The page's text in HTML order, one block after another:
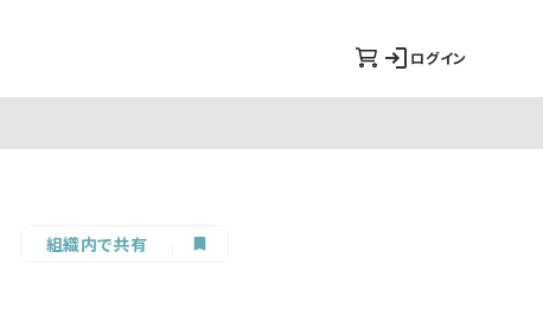
ログイン
組織内で共有